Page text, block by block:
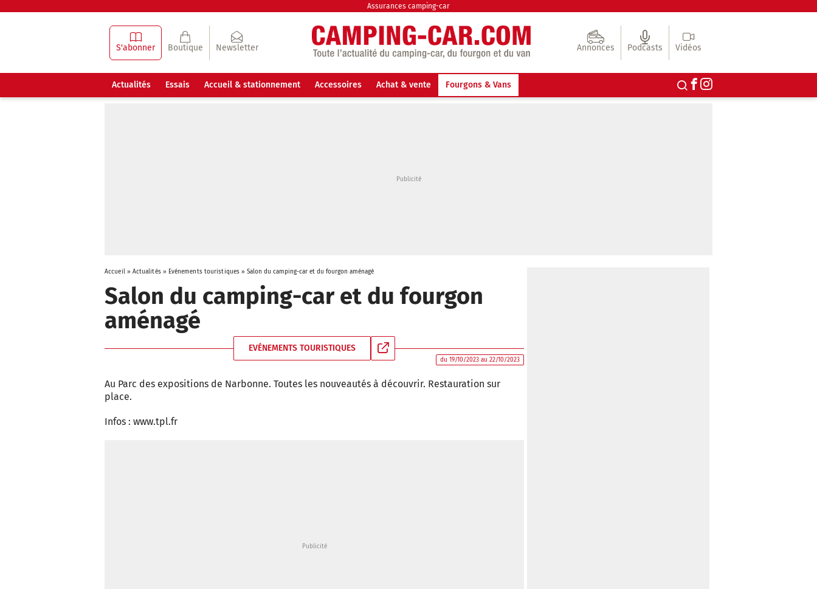
Assurances camping-car
S'abonner Boutique Newsletter Annonces Podcasts Vidéos
Actualités Essais Accueil & stationnement Accessoires Achat & vente Fourgons & Vans
Accueil» Actualités» Evénements touristiques »Salon du camping-car et du fourgon aménagé
Salon du camping-car et du fourgon
aménagé
EVÉNEMENTS TOURISTIQUES
du 19/10/2023 au 22/10/2023
Au Parc des expositions de Narbonne. Toutes les nouveautés à découvrir. Restauration sur
place.
Infos : www.tpl.fr